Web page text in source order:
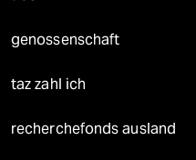
genossenschaft
taz zahl ich
recherchefonds ausland